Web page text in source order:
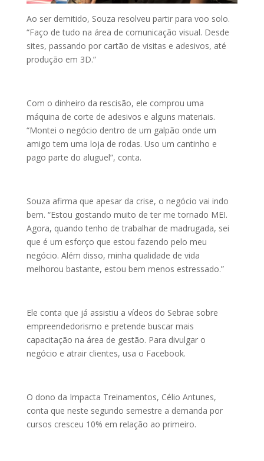
Ao ser demitido, Souza resolveu partir para voo solo.
“Faço de tudo na área de comunicação visual. Desde
sites, passando por cartão de visitas e adesivos, até
produção em 3D.”
Com o dinheiro da rescisão, ele comprou uma
máquina de corte de adesivos e alguns materiais.
“Montei o negócio dentro de um galpão onde um
amigo tem uma loja de rodas. Uso um cantinho e
pago parte do aluguel”, conta.
Souza afirma que apesar da crise, o negócio vai indo
bem. “Estou gostando muito de ter me tornado MEI.
Agora, quando tenho de trabalhar de madrugada, sei
que é um esforço que estou fazendo pelo meu
negócio. Além disso, minha qualidade de vida
melhorou bastante, estou bem menos estressado.”
Ele conta que já assistiu a vídeos do Sebrae sobre
empreendedorismo e pretende buscar mais
capacitação na área de gestão. Para divulgar o
negócio e atrair clientes, usa o Facebook.
O dono da Impacta Treinamentos, Célio Antunes,
conta que neste segundo semestre a demanda por
cursos cresceu 10% em relação ao primeiro.